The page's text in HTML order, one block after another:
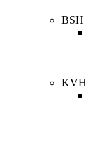
BSH
KVH